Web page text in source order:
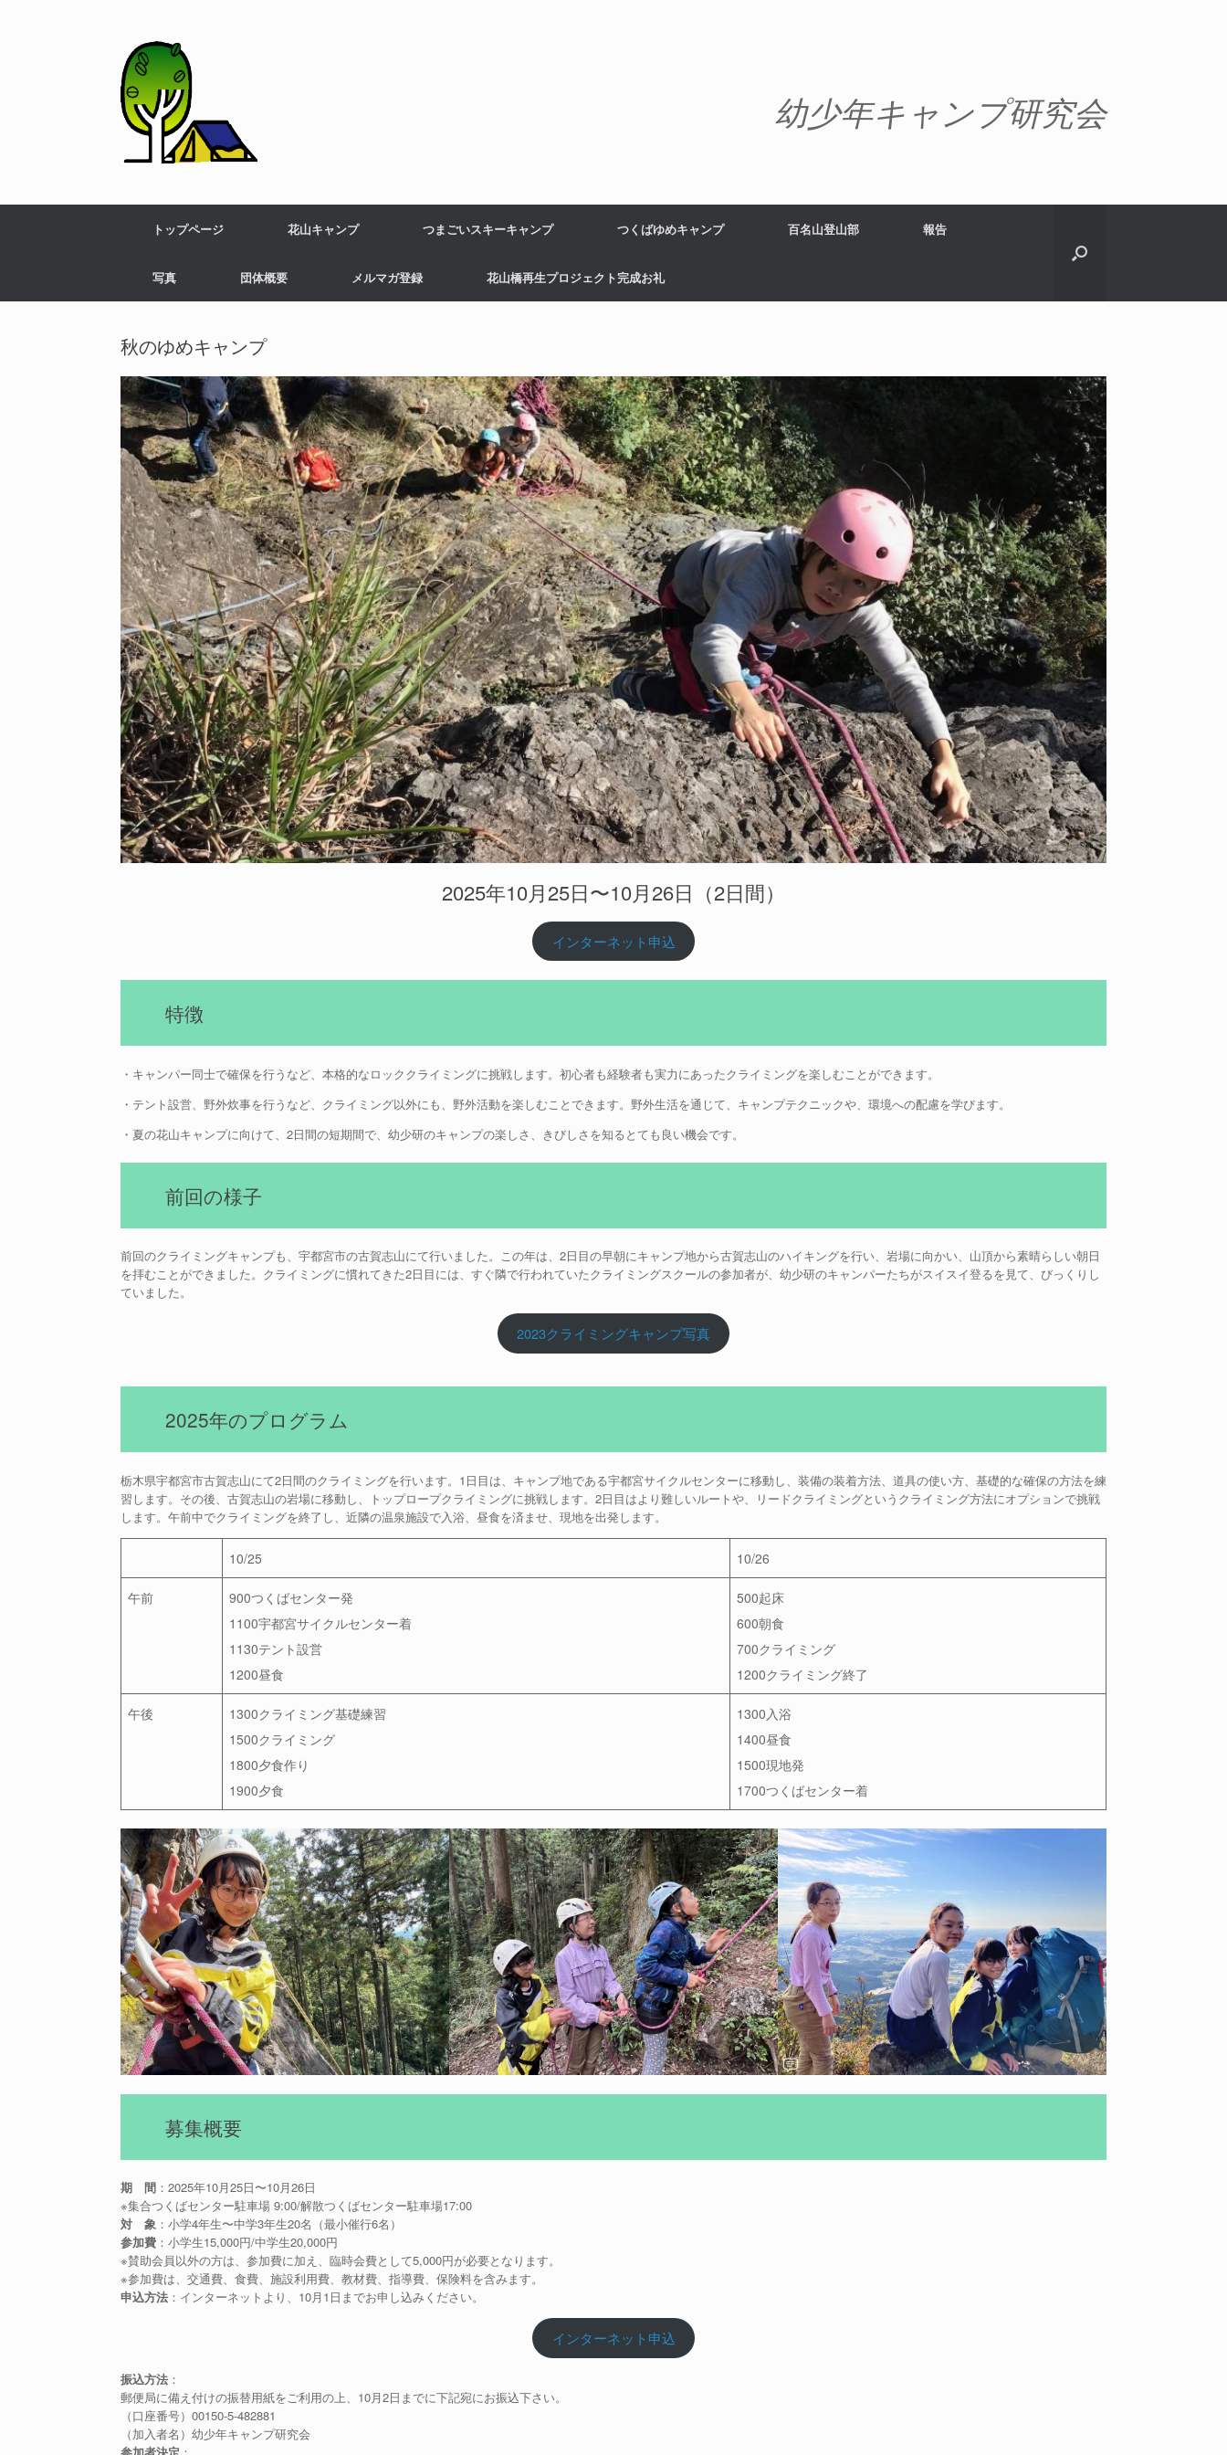
幼少年キャンプ研究会
トップページ 花山キャンプ つまごいスキーキャンプ つくばゆめキャンプ 百名山登山部 報告
写真 団体概要 メルマガ登録 花山橋再生プロジェクト完成お礼
秋のゆめキャンプ
2025年10月25日〜10月26日（2日間）
インターネット申込
特徴
・キャンパー同士で確保を行うなど、本格的なロッククライミングに挑戦します。初心者も経験者も実力にあったクライミングを楽しむことができます。
・テント設営、野外炊事を行うなど、クライミング以外にも、野外活動を楽しむことできます。野外生活を通じて、キャンプテクニックや、環境への配慮を学びます。
・夏の花山キャンプに向けて、2日間の短期間で、幼少研のキャンプの楽しさ、きびしさを知るとても良い機会です。
前回の様子
前回のクライミングキャンプも、宇都宮市の古賀志山にて行いました。この年は、2日目の早朝にキャンプ地から古賀志山のハイキングを行い、岩場に向かい、山頂から素晴らしい朝日
を拝むことができました。クライミングに慣れてきた2日目には、すぐ隣で行われていたクライミングスクールの参加者が、幼少研のキャンパーたちがスイスイ登るを見て、びっくりし
ていました。
2023クライミングキャンプ写真
2025年のプログラム
栃木県宇都宮市古賀志山にて2日間のクライミングを行います。1日目は、キャンプ地である宇都宮サイクルセンターに移動し、装備の装着方法、道具の使い方、基礎的な確保の方法を練
習します。その後、古賀志山の岩場に移動し、トップロープクライミングに挑戦します。2日目はより難しいルートや、リードクライミングというクライミング方法にオプションで挑戦
します。午前中でクライミングを終了し、近隣の温泉施設で入浴、昼食を済ませ、現地を出発します。
10/25 10/26
午前
900つくばセンター発
1100宇都宮サイクルセンター着
1130テント設営
1200昼食
500起床
600朝食
700クライミング
1200クライミング終了
午後
1300クライミング基礎練習
1500クライミング
1800夕食作り
1900夕食
1300入浴
1400昼食
1500現地発
1700つくばセンター着
募集概要
期 間 ：2025年10月25日〜10月26日
※集合つくばセンター駐車場 9:00/解散つくばセンター駐車場17:00
対 象 ：小学4年生〜中学3年生20名（最小催行6名）
参加費 ：小学生15,000円/中学生20,000円
※賛助会員以外の方は、参加費に加え、臨時会費として5,000円が必要となります。
※参加費は、交通費、食費、施設利用費、教材費、指導費、保険料を含みます。
申込方法 ：インターネットより、10月1日までお申し込みください。
インターネット申込
振込方法 ：
郵便局に備え付けの振替用紙をご利用の上、10月2日までに下記宛にお振込下さい。
（口座番号）00150-5-482881
（加入者名）幼少年キャンプ研究会